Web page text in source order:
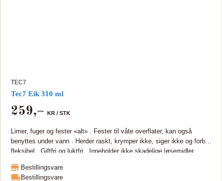
TEC7
Tec7 Eik 310 ml
259,– KR / STK
Limer, fuger og fester «alt» . Fester til våte overflater, kan også
benyttes under vann . Herder raskt, krymper ikke, siger ikke og forblir
fleksibel . Giftfri og luktfri . Inneholder ikke skadelige løsemidler .
brukes som monteringslim, tettemasse eller fugemasse på de fleste
Bestillingsvare
Bestillingsvare